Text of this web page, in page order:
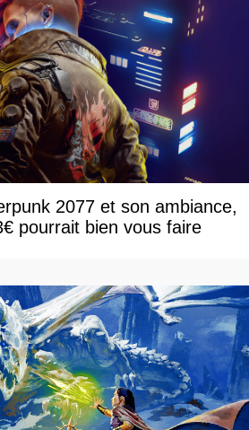
2077 et son ambiance,
pourrait bien vous faire